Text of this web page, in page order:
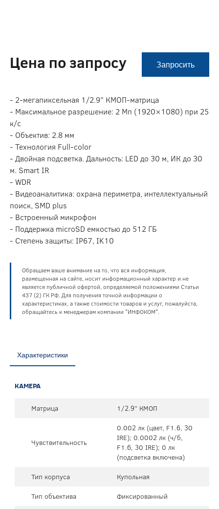
Цена по запросу Запросить
- 2-мегапиксельная 1/2.9” КМОП-матрица
- Максимальное разрешение: 2 Мп (1920×1080) при 25
к/с
- Объектив: 2.8 мм
- Технология Full-color
- Двойная подсветка. Дальность: LED до 30 м, ИК до 30
м. Smart IR
- WDR
- Видеоаналитика: охрана периметра, интеллектуальный
поиск, SMD plus
- Встроенный микрофон
- Поддержка microSD емкостью до 512 ГБ
- Степень защиты: IP67, IK10
Обращаем ваше внимание на то, что вся информация,
размещенная на сайте, носит информационный характер и не
является публичной офертой, определяемой положениями Статьи
437 (2) ГК РФ. Для получения точной информации о
характеристиках, а также стоимости товаров и услуг, пожалуйста,
обращайтесь к менеджерам компании "ИНФОКОМ".
Характеристики
КАМЕРА
Матрица 1/2.9” КМОП
Чувствительность
0.002 лк (цвет, F1.6, 30
IRE); 0.0002 лк (ч/б,
F1.6, 30 IRE); 0 лк
(подсветка включена)
Тип корпуса
Купольная
Тип объектива
Фиксированный